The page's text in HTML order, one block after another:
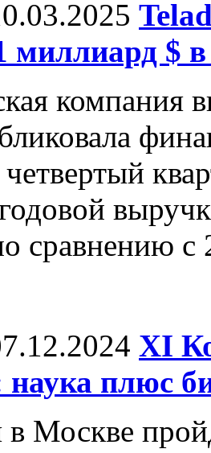
миллиард $ в
компания
сравнению с
ХI
плюс
в Москве